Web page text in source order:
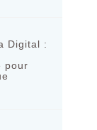
Digital :
pour